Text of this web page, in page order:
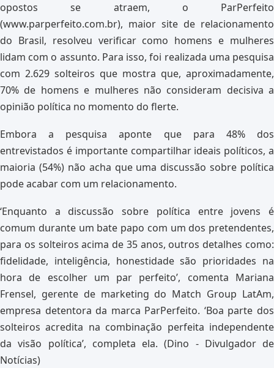
opostos se atraem, o ParPerfeito
(www.parperfeito.com.br), maior site de relacionamento
do Brasil, resolveu verificar como homens e mulheres
lidam com o assunto. Para isso, foi realizada uma pesquisa
com 2.629 solteiros que mostra que, aproximadamente,
70% de homens e mulheres não consideram decisiva a
opinião política no momento do flerte.
Embora a pesquisa aponte que para 48% dos
entrevistados é importante compartilhar ideais políticos, a
maioria (54%) não acha que uma discussão sobre política
pode acabar com um relacionamento.
‘Enquanto a discussão sobre política entre jovens é
comum durante um bate papo com um dos pretendentes,
para os solteiros acima de 35 anos, outros detalhes como:
fidelidade, inteligência, honestidade são prioridades na
hora de escolher um par perfeito’, comenta Mariana
Frensel, gerente de marketing do Match Group LatAm,
empresa detentora da marca ParPerfeito. ‘Boa parte dos
solteiros acredita na combinação perfeita independente
da visão política’, completa ela. (Dino - Divulgador de
Notícias)